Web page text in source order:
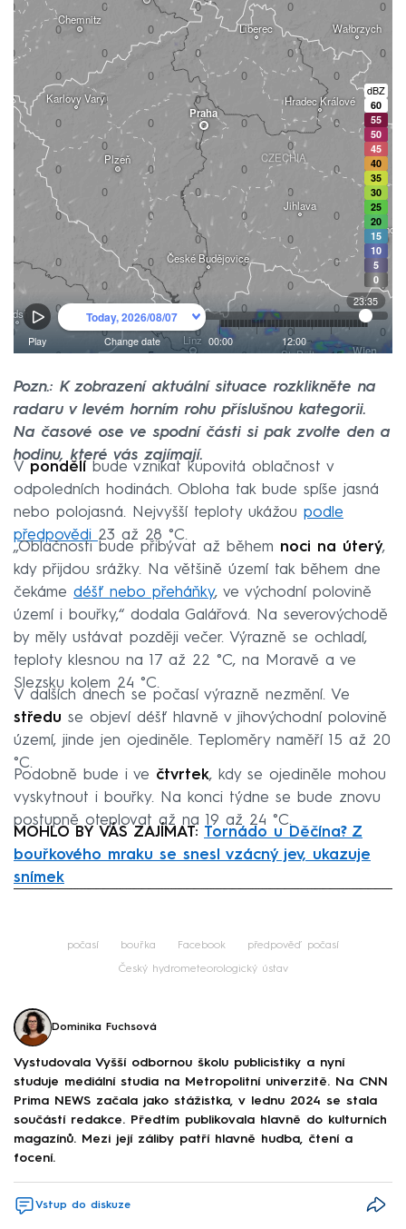
Pozn.: K zobrazení aktuální situace rozklikněte na
radaru v levém horním rohu příslušnou kategorii.
Na časové ose ve spodní části si pak zvolte den a
hodinu, které vás zajímají.
V pondělí bude vznikat kupovitá oblačnost v
odpoledních hodinách. Obloha tak bude spíše jasná
nebo polojasná. Nejvyšší teploty ukážou podle
předpovědi 23 až 28 °C.
„Oblačnosti bude přibývat až během noci na úterý,
kdy přijdou srážky. Na většině území tak během dne
čekáme déšť nebo přeháňky, ve východní polovině
území i bouřky,“ dodala Galářová. Na severovýchodě
by měly ustávat později večer. Výrazně se ochladí,
teploty klesnou na 17 až 22 °C, na Moravě a ve
Slezsku kolem 24 °C.
V dalších dnech se počasí výrazně nezmění. Ve
středu se objeví déšť hlavně v jihovýchodní polovině
území, jinde jen ojediněle. Teploměry naměří 15 až 20
°C.
Podobně bude i ve čtvrtek, kdy se ojediněle mohou
vyskytnout i bouřky. Na konci týdne se bude znovu
postupně oteplovat až na 19 až 24 °C.
MOHLO BY VÁS ZAJÍMAT: Tornádo u Děčína? Z
bouřkového mraku se snesl vzácný jev, ukazuje
snímek
počasí bouřka Facebook předpověď počasí
Český hydrometeorologický ústav
Dominika Fuchsová
Vystudovala Vyšší odbornou školu publicistiky a nyní
studuje mediální studia na Metropolitní univerzitě. Na CNN
Prima NEWS začala jako stážistka, v lednu 2024 se stala
součástí redakce. Předtím publikovala hlavně do kulturních
magazínů. Mezi její záliby patří hlavně hudba, čtení a
focení.
Vstup do diskuze